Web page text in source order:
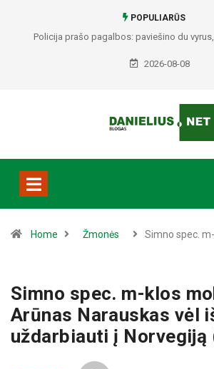
POPULIARŪS
Policija prašo pagalbos: paviešino du
padariusius vagystes Alytuje ir
2026-08-08
Home Žmonės Simno spec. m-
Simno spec. m-klos
Arūnas Narauskas vėl
uždarbiauti į Norvegiją